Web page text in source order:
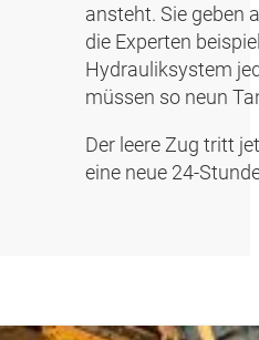
ansteht. Sie geben
die Experten
Hydrauliksystem
müssen so neun
Der leere Zug tritt
eine neue 24-